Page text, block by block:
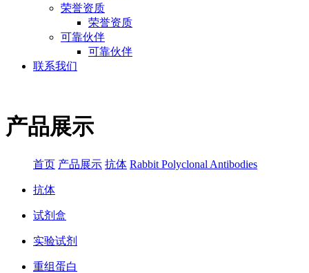
荣誉资质
荣誉资质
可靠伙伴
可靠伙伴
联系我们
产品展示
首页 产品展示 抗体 Rabbit Polyclonal Antibodies
抗体
试剂盒
实验试剂
重组蛋白